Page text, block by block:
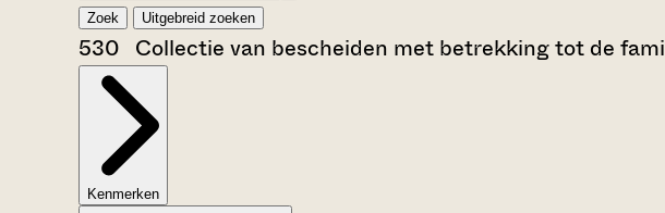
Zoek Uitgebreid zoeken
530 Collectie van bescheiden met betrekking tot de
Kenmerken